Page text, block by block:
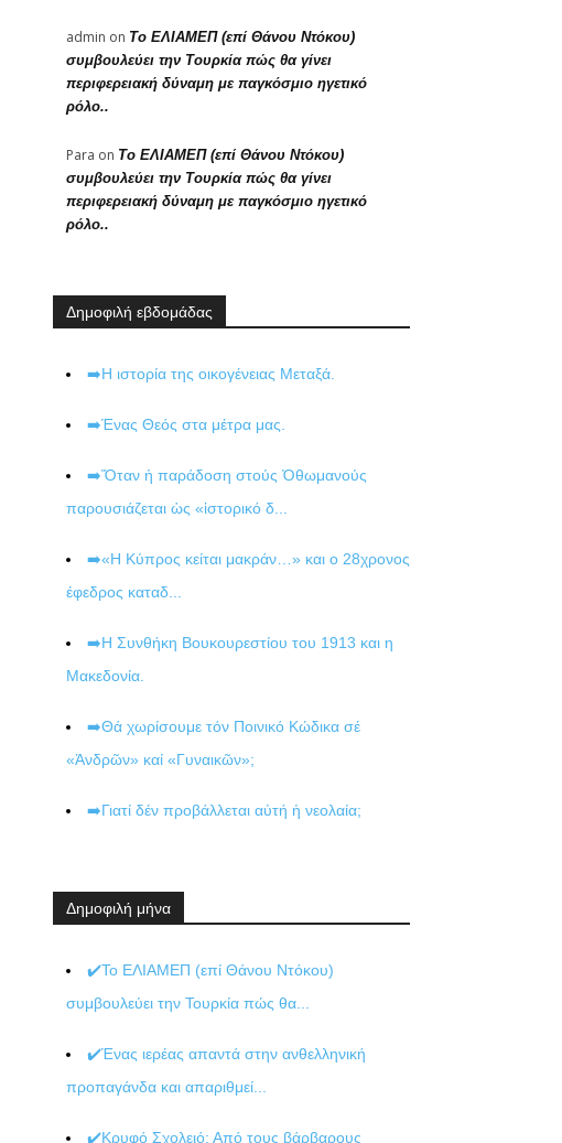
admin on Το ΕΛΙΑΜΕΠ (επί Θάνου Ντόκου)
συμβουλεύει την Τουρκία πώς θα γίνει
περιφερειακή δύναμη με παγκόσμιο ηγετικό
ρόλο..
Para on Το ΕΛΙΑΜΕΠ (επί Θάνου Ντόκου)
συμβουλεύει την Τουρκία πώς θα γίνει
περιφερειακή δύναμη με παγκόσμιο ηγετικό
ρόλο..
Δημοφιλή εβδομάδας
➡️Η ιστορία της οικογένειας Μεταξά.
➡️Ένας Θεός στα μέτρα μας.
➡️Ὅταν ἡ παράδοση στούς Ὀθωμανούς
παρουσιάζεται ὡς «ἱστορικό δ...
➡️«Η Κύπρος κείται μακράν…» και ο 28χρονος
έφεδρος καταδ...
➡️Η Συνθήκη Βουκουρεστίου του 1913 και η
Μακεδονία.
➡️Θά χωρίσουμε τόν Ποινικό Κώδικα σέ
«Ἀνδρῶν» καί «Γυναικῶν»;
➡️Γιατί δέν προβάλλεται αὐτή ἡ νεολαία;
Δημοφιλή μήνα
✔️Το ΕΛΙΑΜΕΠ (επί Θάνου Ντόκου)
συμβουλεύει την Τουρκία πώς θα...
✔️Ένας ιερέας απαντά στην ανθελληνική
προπαγάνδα και απαριθμεί...
✔️Κρυφό Σχολειό: Από τους βάρβαρους